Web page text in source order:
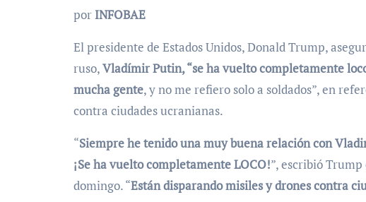
porINFOBAE
El presidente de Estados Unidos, Donald Trump,
ruso,Vladímir Putin, “se ha vuelto completamente
mucha gente, y no me refiero solo a soldados”, en
contra ciudades ucranianas.
“Siempre he tenido una muy buena relación con
¡Se ha vuelto completamente LOCO!”, escribió
domingo. “Están disparando misiles y drones contra